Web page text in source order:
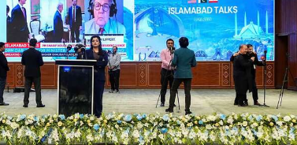
درآمد ارزی تا بازی با عزل و نصب‌ها